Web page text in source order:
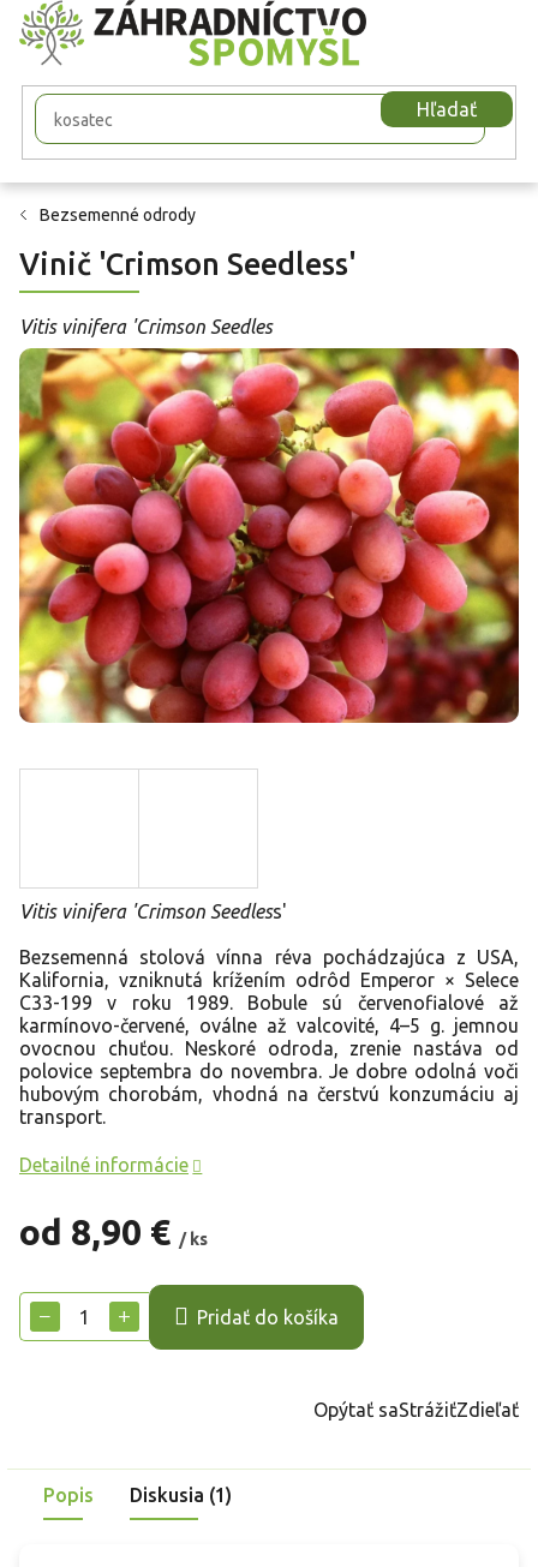
Prejsť
na
obsah
Hľadať
Bezsemenné odrody
Vinič 'Crimson Seedless'
Vitis vinifera 'Crimson Seedles
od 8,90 € / ks
cena:
+
− Pridať do košíka
Vitis vinifera 'Crimson Seedless'
Bezsemenná stolová vínna réva pochádzajúca z USA,
Kalifornia, vzniknutá krížením odrôd Emperor × Selece
C33-199 v roku 1989. Bobule sú červenofialové až
karmínovo-červené, oválne až valcovité, 4–5 g. jemnou
ovocnou chuťou. Neskoré odroda, zrenie nastáva od
polovice septembra do novembra. Je dobre odolná voči
hubovým chorobám, vhodná na čerstvú konzumáciu aj
transport.
Detailné informácie
Opýtať saStrážiťZdieľať
Popis Diskusia (1)